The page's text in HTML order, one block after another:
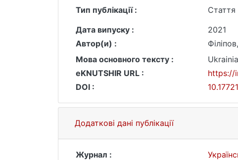
Тип публікації :
Стаття
Дата випуску :
2021
Автор(и) :
Мова основного тексту :
eKNUTSHIR URL :
https://
DOI :
Додаткові дані публікації
Журнал :